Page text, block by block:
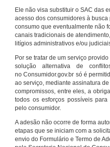
Ele não visa substituir o SAC das
acesso dos consumidores à
consumo que eventualmente não
canais tradicionais de
litígios administrativos e/ou
Por se tratar de um serviço
solução alternativa de
no Consumidor.gov.br só é
ao serviço, mediante assinatura
compromissos, entre eles, a
todos os esforços possíveis
pelo consumidor.
A adesão não ocorre de forma
etapas que se iniciam com a
envio do Formulário e Termo de